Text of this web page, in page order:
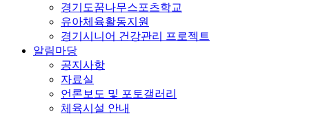
경기도꿈나무스포츠학교
유아체육활동지원
경기시니어 건강관리 프로젝트
알림마당
공지사항
자료실
언론보도 및 포토갤러리
체육시설 안내